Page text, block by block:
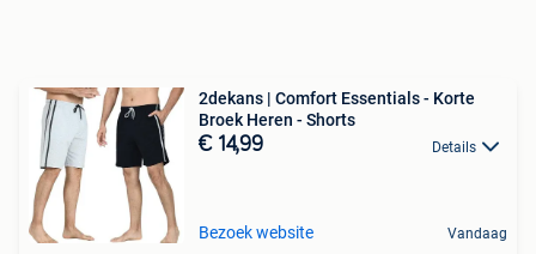
2dekans | Comfort Essentials - Korte
Broek Heren - Shorts
€ 14,99 Details
Bezoek website Vandaag